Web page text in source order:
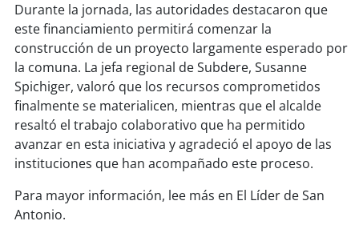
soyconcepción
soycoronel
soyarauco
soy temuco
soyvaldivia
soyosorno
Durante la jornada, las autoridades destacaron que
este financiamiento permitirá comenzar la
construcción de un proyecto largamente esperado por
la comuna. La jefa regional de Subdere, Susanne
Spichiger, valoró que los recursos comprometidos
finalmente se materialicen, mientras que el alcalde
resaltó el trabajo colaborativo que ha permitido
avanzar en esta iniciativa y agradeció el apoyo de las
instituciones que han acompañado este proceso.
Para mayor información, lee más en El Líder de San
Antonio.